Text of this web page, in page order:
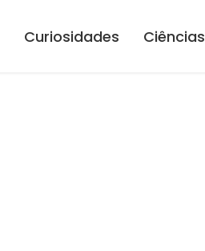
Curiosidades Ciências